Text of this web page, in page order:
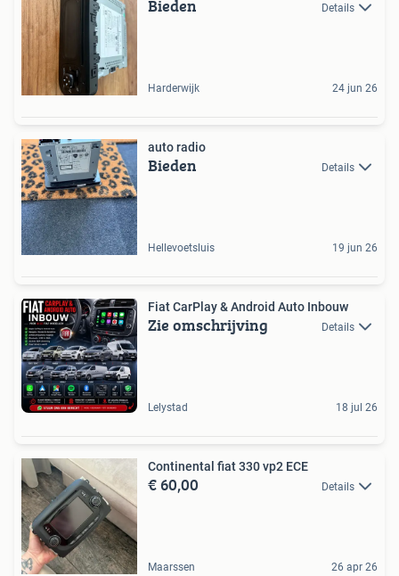
Bieden Details
Harderwijk 24 jun 26
auto radio
Bieden Details
Hellevoetsluis 19 jun 26
Fiat CarPlay & Android Auto Inbouw
Zie omschrijving Details
Lelystad 18 jul 26
Continental fiat 330 vp2 ECE
€ 60,00 Details
Maarssen 26 apr 26